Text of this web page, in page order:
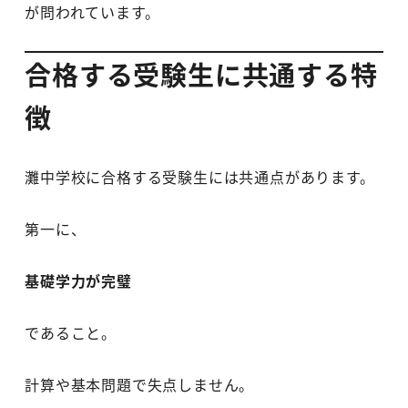
が問われています。
合格する受験生に共通する特
徴
灘中学校に合格する受験生には共通点があります。
第一に、
基礎学力が完璧
であること。
計算や基本問題で失点しません。